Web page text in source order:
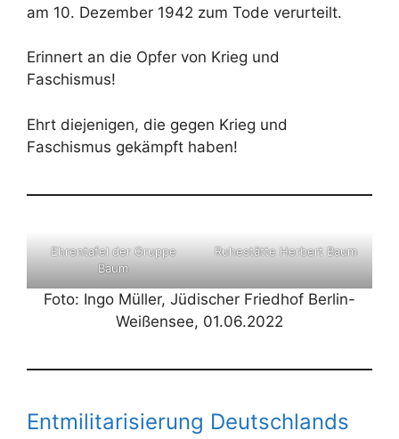
am 10. Dezember 1942 zum Tode ver­urteilt.
Erinnert an die Opfer von Krieg und
Faschismus!
Ehrt diejenigen, die gegen Krieg und
Faschismus gekämpft haben!
Ehrentafel der Gruppe
Baum
Ruhestätte Herbert Baum
Foto: Ingo Müller, Jüdischer Friedhof Berlin-
Weißensee, 01.06.2022
Entmilitarisierung Deutschlands